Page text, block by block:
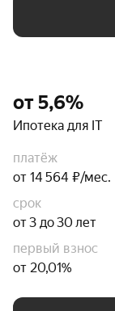
от 5,6%
Ипотека для IT
платёж
от 14 564 ₽/мес.
срок
от 3 до 30 лет
первый взнос
от 20,01%